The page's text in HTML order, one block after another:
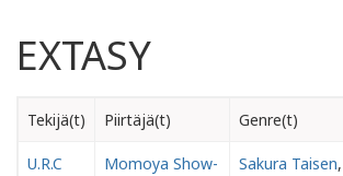
EXTASY
Tekijä(t) Piirtäjä(t) Genre(t)
U.R.C
Momoya Show-
Sakura Taisen,